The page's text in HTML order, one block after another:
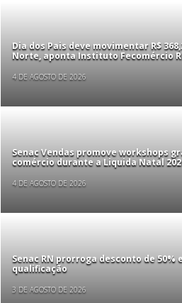
Dia dos Pais deve movimentar R$
Norte, aponta Instituto Fecomércio
4 DE AGOSTO DE 2026
Senac Vendas promove workshops
comércio durante a Liquida Natal
4 DE AGOSTO DE 2026
Senac RN prorroga desconto de 50%
qualificação
3 DE AGOSTO DE 2026